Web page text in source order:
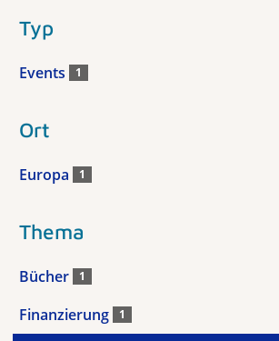
Typ
Events 1
Ort
Europa 1
Thema
Bücher 1
Finanzierung 1